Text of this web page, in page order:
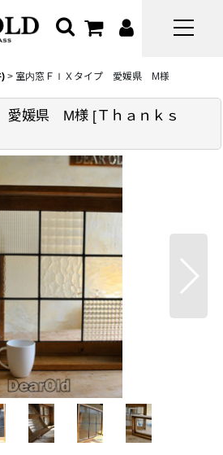
) > 室内窓ＦＩＸタイプ 愛媛県 M様
愛媛県 M様 [Ｔｈａｎｋｓ